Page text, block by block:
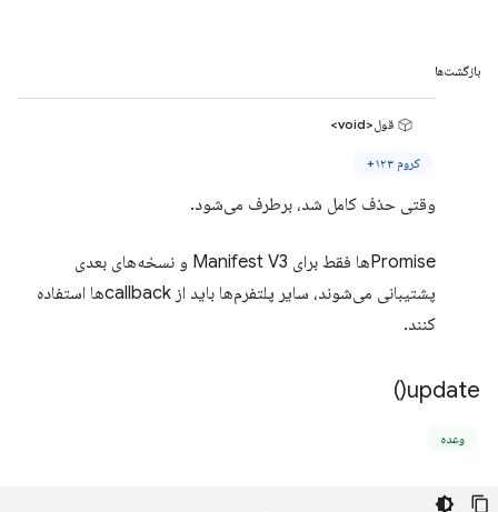
بازگشت‌ها
قول<void>
کروم ۱۲۳+
وقتی حذف کامل شد، برطرف می‌شود.
Promiseها فقط برای Manifest V3 و نسخه‌های بعدی
پشتیبانی می‌شوند، سایر پلتفرم‌ها باید از callbackها استفاده
کنند.
update(
)
وعده